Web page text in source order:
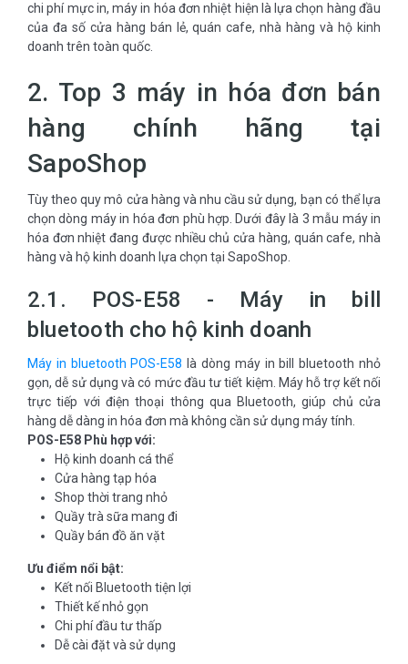
chi phí mực in, máy in hóa đơn nhiệt hiện là lựa chọn hàng đầu
của đa số cửa hàng bán lẻ, quán cafe, nhà hàng và hộ kinh
doanh trên toàn quốc.
2. Top 3 máy in hóa đơn bán
hàng chính hãng tại
SapoShop
Tùy theo quy mô cửa hàng và nhu cầu sử dụng, bạn có thể lựa
chọn dòng máy in hóa đơn phù hợp. Dưới đây là 3 mẫu máy in
hóa đơn nhiệt đang được nhiều chủ cửa hàng, quán cafe, nhà
hàng và hộ kinh doanh lựa chọn tại SapoShop.
2.1. POS-E58 - Máy in bill
bluetooth cho hộ kinh doanh
Máy in bluetooth POS-E58 là dòng máy in bill bluetooth nhỏ
gọn, dễ sử dụng và có mức đầu tư tiết kiệm. Máy hỗ trợ kết nối
trực tiếp với điện thoại thông qua Bluetooth, giúp chủ cửa
hàng dễ dàng in hóa đơn mà không cần sử dụng máy tính.
POS-E58 Phù hợp với:
Hộ kinh doanh cá thể
Cửa hàng tạp hóa
Shop thời trang nhỏ
Quầy trà sữa mang đi
Quầy bán đồ ăn vặt
Ưu điểm nổi bật:
Kết nối Bluetooth tiện lợi
Thiết kế nhỏ gọn
Chi phí đầu tư thấp
Dễ cài đặt và sử dụng